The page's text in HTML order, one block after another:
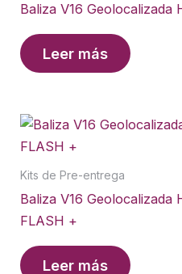
Baliza V16 Geolocalizada
Leer más
Kits de Pre-entrega
Baliza V16 Geolocalizada
FLASH +
Leer más